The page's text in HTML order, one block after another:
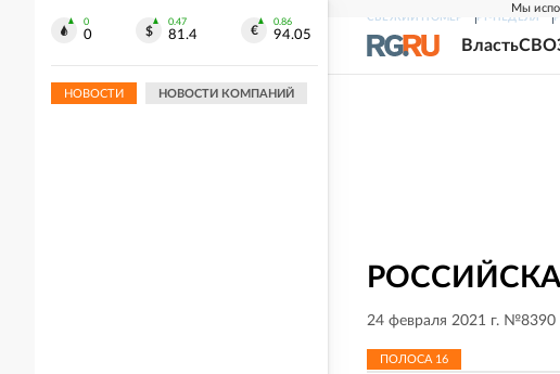
Мы
СВЕЖИЙ НОМЕР РГ-НЕДЕЛЯ
ВластьСВО
24 февраля 2021 г. №8390
ПОЛОСА 16
0
0
0.47
81.4
0.86
94.05
НОВОСТИ НОВОСТИ КОМПАНИЙ
17:39